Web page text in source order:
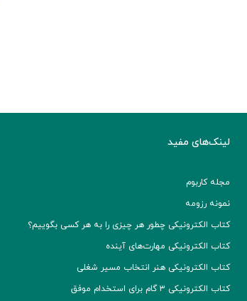
لینک‌های مفید
مجله کاربوم
نمونه رزومه
کتاب الکترونیکی چطور هر چیزی را به هر کسی بگوییم؟
کتاب الکترونیکی مهارت‌های آینده
کتاب الکترونیکی هنر انتخاب مسیر شغلی
کتاب الکترونیکی ۳ گام برای استخدام موفق